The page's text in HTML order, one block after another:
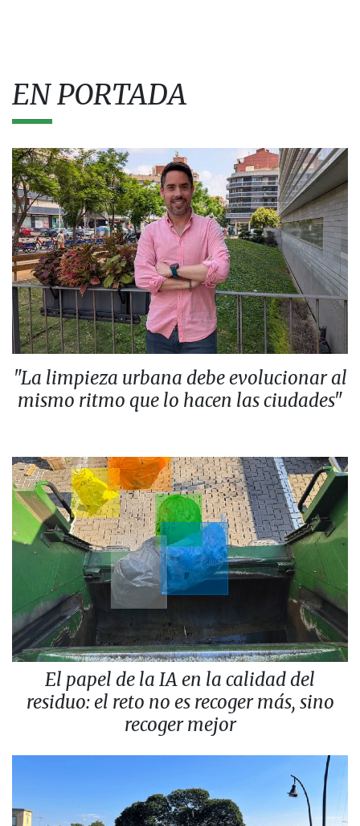
EN PORTADA
"La limpieza urbana debe evolucionar al
mismo ritmo que lo hacen las ciudades"
El papel de la IA en la calidad del
residuo: el reto no es recoger más, sino
recoger mejor